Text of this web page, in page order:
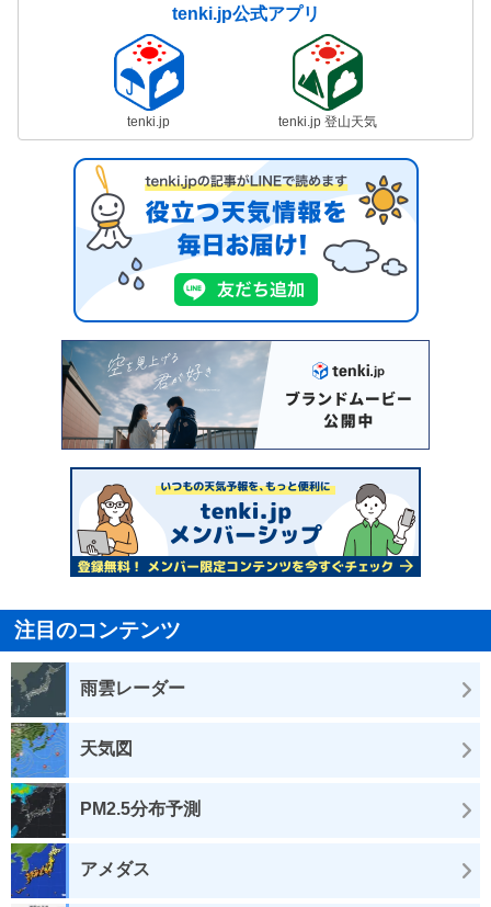
tenki.jp公式アプリ
tenki.jp tenki.jp 登山天気
注目のコンテンツ
雨雲レーダー
天気図
PM2.5分布予測
アメダス